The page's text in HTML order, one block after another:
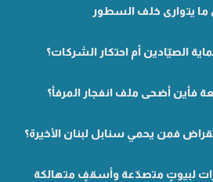
ما يتوارى خلف السطور
الصيّادين أم احتكار الشركات؟
أضحى ملف انفجار المرفأ؟
فمن يحمي سنابل لبنان الأخيرة؟
لبيوتٍ متصدّعة وأسقفٍ متهالكة